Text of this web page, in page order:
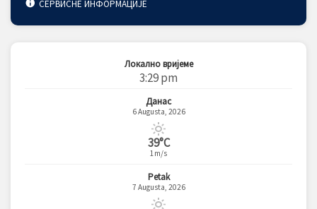
СЕРВИСНЕ ИНФОРМАЦИЈЕ
Локално вријеме
3:29 pm
Данас
6 Augusta, 2026
39°C
1m/s
Petak
7 Augusta, 2026